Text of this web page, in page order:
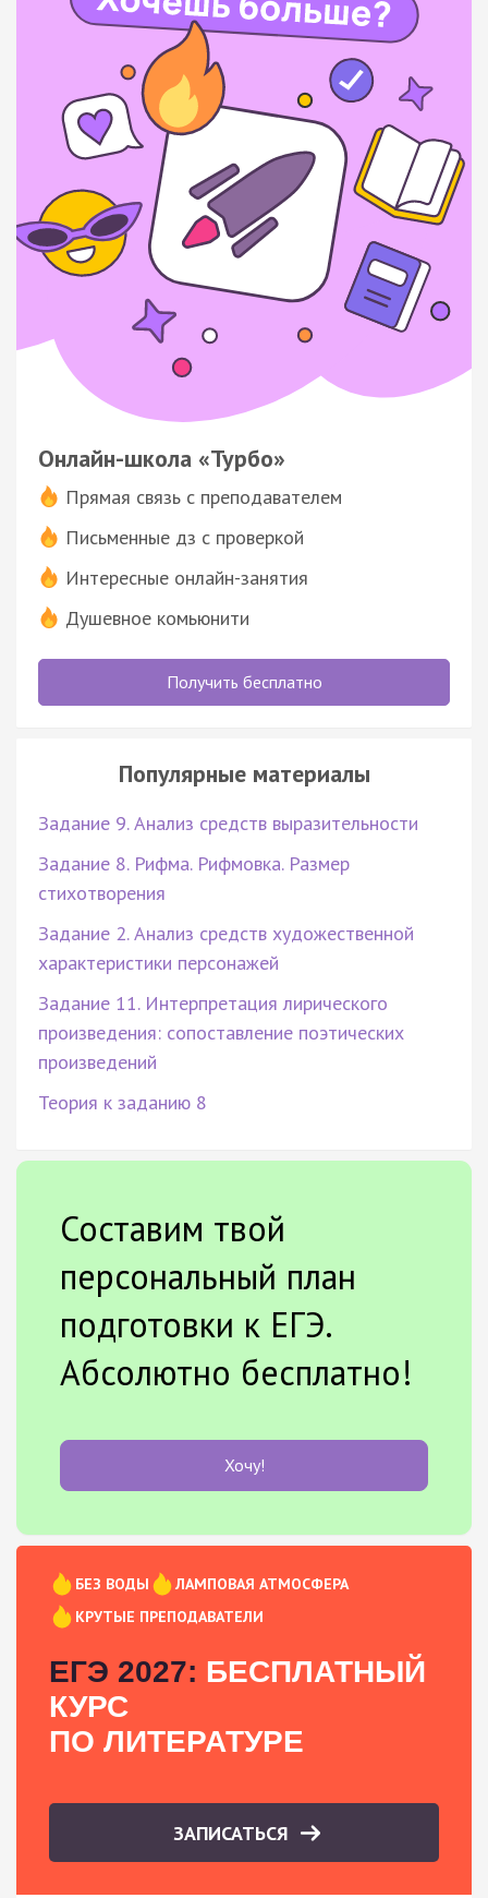
Онлайн-школа «Турбо»
Прямая связь с преподавателем
Письменные дз с проверкой
Интересные онлайн-занятия
Душевное комьюнити
Получить бесплатно
Популярные материалы
Задание 9. Анализ средств выразительности
Задание 8. Рифма. Рифмовка. Размер
стихотворения
Задание 2. Анализ средств художественной
характеристики персонажей
Задание 11. Интерпретация лирического
произведения: сопоставление поэтических
произведений
Теория к заданию 8
Составим твой
персональный план
подготовки к ЕГЭ.
Абсолютно бесплатно!
Хочу!
БЕЗ ВОДЫ
ЛАМПОВАЯ АТМОСФЕРА
КРУТЫЕ ПРЕПОДАВАТЕЛИ
ЕГЭ 2027: БЕСПЛАТНЫЙ
КУРС
ПО ЛИТЕРАТУРЕ
ЗАПИСАТЬСЯ